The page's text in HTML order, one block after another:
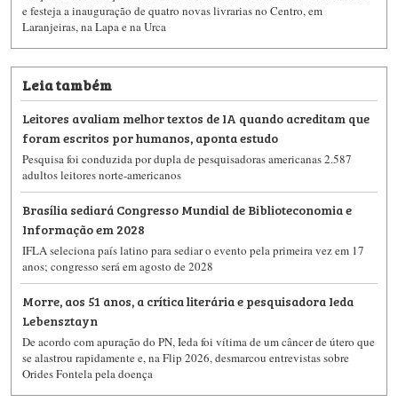
e festeja a inauguração de quatro novas livrarias no Centro, em
Laranjeiras, na Lapa e na Urca
Leia também
Leitores avaliam melhor textos de IA quando acreditam que
foram escritos por humanos, aponta estudo
Pesquisa foi conduzida por dupla de pesquisadoras americanas 2.587
adultos leitores norte-americanos
Brasília sediará Congresso Mundial de Biblioteconomia e
Informação em 2028
IFLA seleciona país latino para sediar o evento pela primeira vez em 17
anos; congresso será em agosto de 2028
Morre, aos 51 anos, a crítica literária e pesquisadora Ieda
Lebensztayn
De acordo com apuração do PN, Ieda foi vítima de um câncer de útero que
se alastrou rapidamente e, na Flip 2026, desmarcou entrevistas sobre
Orides Fontela pela doença